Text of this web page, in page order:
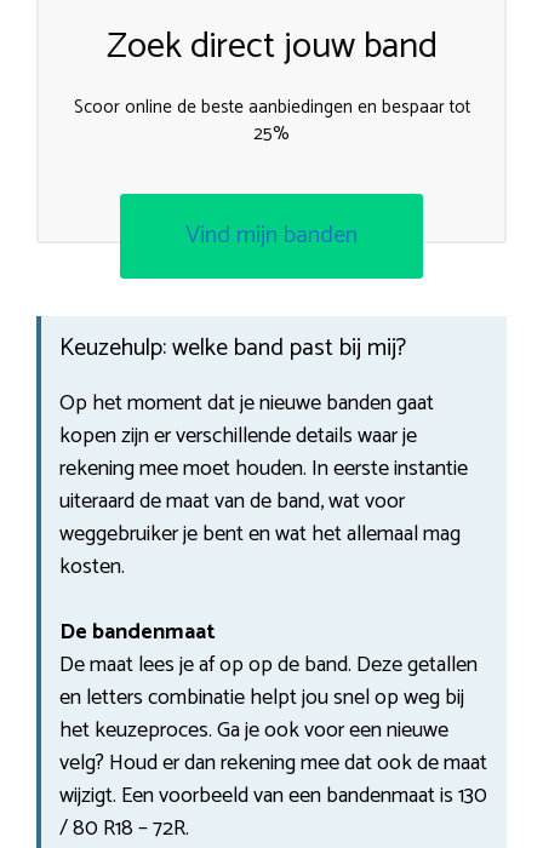
Zoek direct jouw band
Scoor online de beste aanbiedingen en bespaar tot
25%
Vind mijn banden
Keuzehulp: welke band past bij mij?
Op het moment dat je nieuwe banden gaat
kopen zijn er verschillende details waar je
rekening mee moet houden. In eerste instantie
uiteraard de maat van de band, wat voor
weggebruiker je bent en wat het allemaal mag
kosten.
De bandenmaat
De maat lees je af op op de band. Deze getallen
en letters combinatie helpt jou snel op weg bij
het keuzeproces. Ga je ook voor een nieuwe
velg? Houd er dan rekening mee dat ook de maat
wijzigt. Een voorbeeld van een bandenmaat is 130
/ 80 R18 – 72R.